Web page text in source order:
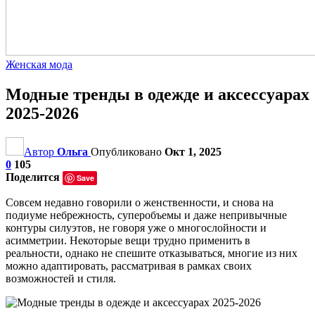
Женская мода
Модные тренды в одежде и аксессуарах
2025-2026
Автор Ольга Опубликовано Окт 1, 2025
0 105
Поделится
Save
Совсем недавно говорили о женственности, и снова на
подиуме небрежность, суперобъемы и даже непривычные
контуры силуэтов, не говоря уже о многослойности и
асимметрии. Некоторые вещи трудно применить в
реальности, однако не спешите отказываться, многие из них
можно адаптировать, рассматривая в рамках своих
возможностей и стиля.